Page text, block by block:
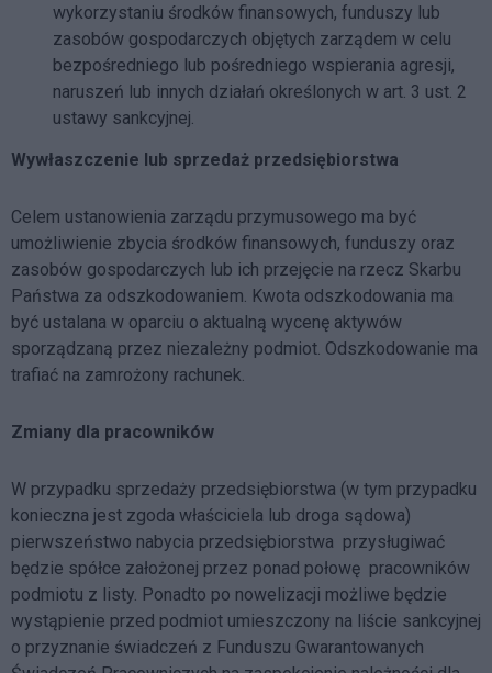
wykorzystaniu środków finansowych, funduszy lub
zasobów gospodarczych objętych zarządem w celu
bezpośredniego lub pośredniego wspierania agresji,
naruszeń lub innych działań określonych w art. 3 ust. 2
ustawy sankcyjnej.
Wywłaszczenie lub sprzedaż przedsiębiorstwa
Celem ustanowienia zarządu przymusowego ma być
umożliwienie zbycia środków finansowych, funduszy oraz
zasobów gospodarczych lub ich przejęcie na rzecz Skarbu
Państwa za odszkodowaniem. Kwota odszkodowania ma
być ustalana w oparciu o aktualną wycenę aktywów
sporządzaną przez niezależny podmiot. Odszkodowanie ma
trafiać na zamrożony rachunek.
Zmiany dla pracowników
W przypadku sprzedaży przedsiębiorstwa (w tym przypadku
konieczna jest zgoda właściciela lub droga sądowa)
pierwszeństwo nabycia przedsiębiorstwa przysługiwać
będzie spółce założonej przez ponad połowę pracowników
podmiotu z listy. Ponadto po nowelizacji możliwe będzie
wystąpienie przed podmiot umieszczony na liście sankcyjnej
o przyznanie świadczeń z Funduszu Gwarantowanych